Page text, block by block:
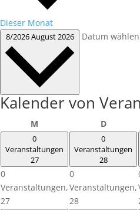
Dieser Monat
8/2026August 2026 Datum
Kalender von
M DDienstag
0
Veranstaltungen
27
0
Veranstaltungen,
27
0
Veranstaltungen
28
0
Veranstaltungen,
28